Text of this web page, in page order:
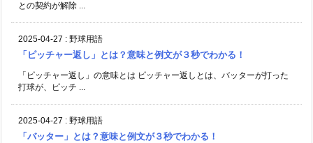
との契約が解除 ...
2025-04-27 : 野球用語
「ピッチャー返し」とは？意味と例文が３秒でわかる！
「ピッチャー返し」の意味とは ピッチャー返しとは、バッターが打った
打球が、ピッチ ...
2025-04-27 : 野球用語
「バッター」とは？意味と例文が３秒でわかる！